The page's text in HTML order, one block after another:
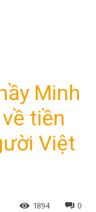
Minh
tiền
Việt
0
1894